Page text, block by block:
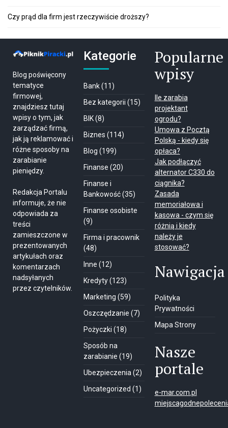
Czy prąd dla firm jest rzeczywiście droższy?
Blog poświęcony
tematyce
firmowej,
znajdziesz tutaj
wpisy o tym, jak
zarządzać firmą,
jak ją reklamować i
różne sposoby na
zarabianie
pieniędzy.
Redakcja Portalu
informuje, że nie
odpowiada za
treści
zamieszczone w
prezentowanych
artykułach oraz
komentarzach
nadsyłanych
przez czytelników.
Kategorie
Bank(11)
Bez kategorii (15)
BIK(8)
Biznes (114)
Blog (199)
Finanse (20)
Finanse i
Bankowość(35)
Finanse osobiste
(9)
Firma i pracownik
(48)
Inne (12)
Kredyty(123)
Marketing (59)
Oszczędzanie (7)
Pożyczki (18)
Sposób na
zarabianie (19)
Ubezpieczenia (2)
Uncategorized (1)
Popularne
wpisy
Ile zarabia
projektant
ogrodu?
Umowa z Pocztą
Polską - kiedy się
opłaca?
Jak podłączyć
alternator C330 do
ciągnika?
Zasada
memoriałowa i
kasowa - czym się
różnią i kiedy
należy je
stosować?
Nawigacja
Polityka
Prywatności
Mapa Strony
Nasze
portale
e-mar.com.pl